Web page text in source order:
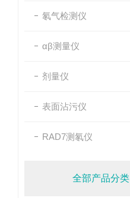
氡气检测仪
αβ测量仪
剂量仪
表面沾污仪
RAD7测氡仪
全部产品分类